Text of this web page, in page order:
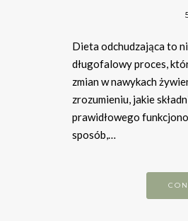
Dieta odchudzająca to
długofalowy proces,
zmian w nawykach
zrozumieniu, jakie
prawidłowego
sposób,…